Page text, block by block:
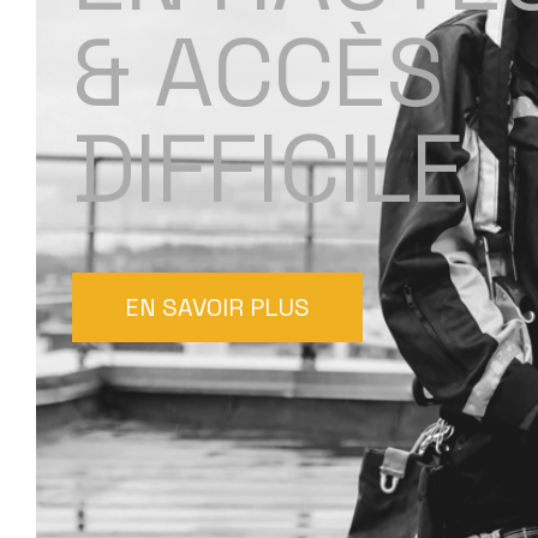
& ACCÈS
DIFFICILE
EN SAVOIR PLUS